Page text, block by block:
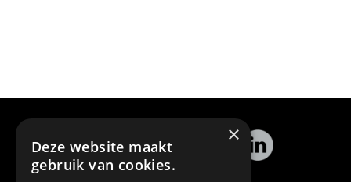
×
Deze website maakt
gebruik van cookies.